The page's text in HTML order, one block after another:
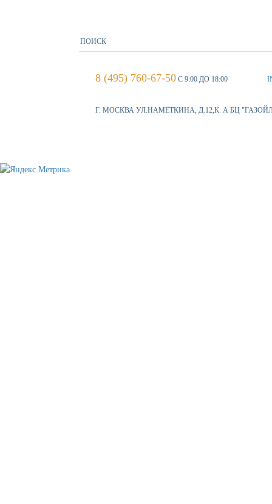
8 (495) 760-67-50 С 9:00 ДО 18:00
Г. МОСКВА УЛ.НАМЕТКИНА, Д.12,К. А БЦ